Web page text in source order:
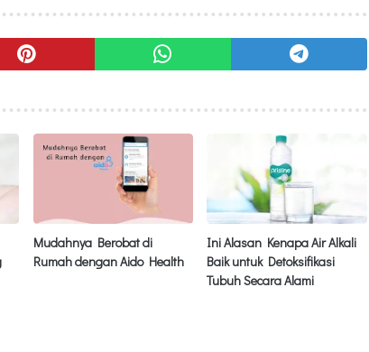
Mudahnya Berobat di
Rumah dengan Aido Health
Ini Alasan Kenapa Air Alkali
Baik untuk Detoksifikasi
Tubuh Secara Alami